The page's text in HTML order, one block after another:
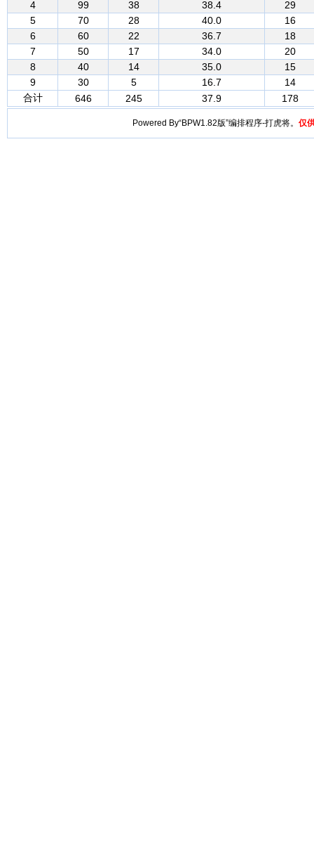
4
99 38 38.4
29
5
70 28 40.0
16
6
60 22 36.7
18
7
50 17 34.0
20
8
40 14 35.0
15
9
30 5 16.7
14
合计
646 245 37.9 178
Powered By“BPW1.82版”编排程序-打虎将。 仅